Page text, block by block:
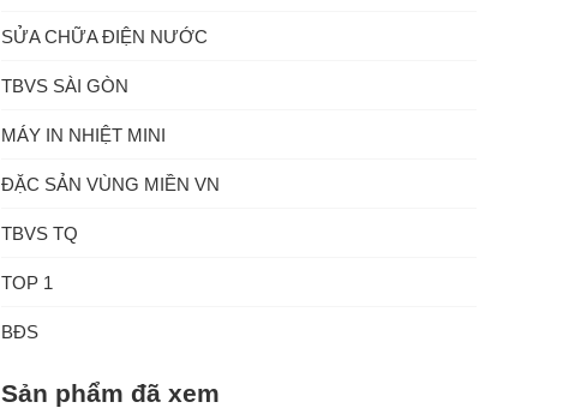
SỬA CHỮA ĐIỆN NƯỚC
TBVS SÀI GÒN
MÁY IN NHIỆT MINI
ĐẶC SẢN VÙNG MIỀN VN
TBVS TQ
TOP 1
BĐS
Sản phẩm đã xem